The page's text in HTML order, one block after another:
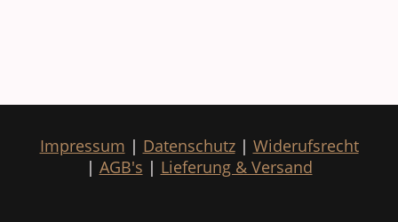
Impressum | Datenschutz| Widerufsrecht
| AGB's | Lieferung & Versand